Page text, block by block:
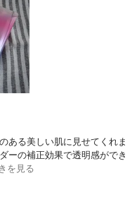
ある美しい肌に見せてくれま
ーの補正効果で透明感ができ
を見る